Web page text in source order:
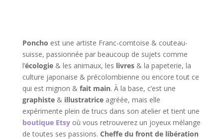
Poncho est une artiste Franc-comtoise & couteau-
suisse, passionnée par beaucoup de sujets comme
l’écologie& les animaux, les livres& la papeterie, la
culture japonaise & précolombienne ou encore tout ce
qui est mignon & fait main. À la base, c’est une
graphiste& illustratriceagréée, mais elle
expérimente plein de trucs dans son atelier et tient une
boutique Etsyoù vous retrouverez un joyeux mélange
de toutes ses passions. Cheffe du front de libération